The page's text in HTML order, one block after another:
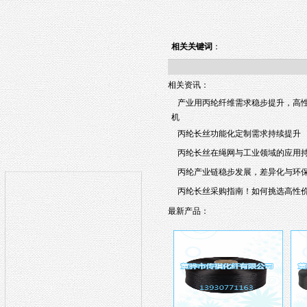
相关关键词 ：
相关资讯：
产业用丙纶纤维需求稳步提升，高
机
丙纶长丝功能化定制需求持续提升
丙纶长丝在绳网与工业领域的应用
丙纶产业链稳步发展，差异化与环
丙纶长丝采购指南！如何挑选高性
最新产品：